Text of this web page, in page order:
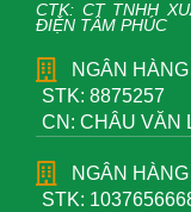
CTK: CT TNHH
ĐIỆN TÂM PHÚC
NGÂN
STK: 8875257
CN: CHÂU VĂN
NGÂN
STK: